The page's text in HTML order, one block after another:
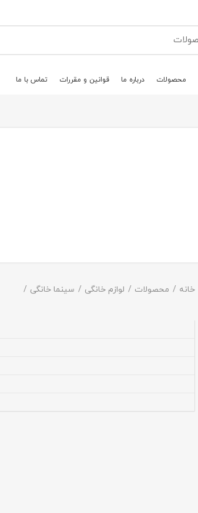
محصولات درباره ما قوانين و مقررات تماس با ما
خانه محصولات لوازم خانگی سینما خانگی